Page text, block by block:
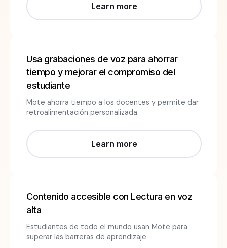
Learn more
Usa grabaciones de voz para ahorrar
tiempo y mejorar el compromiso del
estudiante
Mote ahorra tiempo a los docentes y permite dar
retroalimentación personalizada
Learn more
Contenido accesible con Lectura en voz
alta
Estudiantes de todo el mundo usan Mote para
superar las barreras de aprendizaje